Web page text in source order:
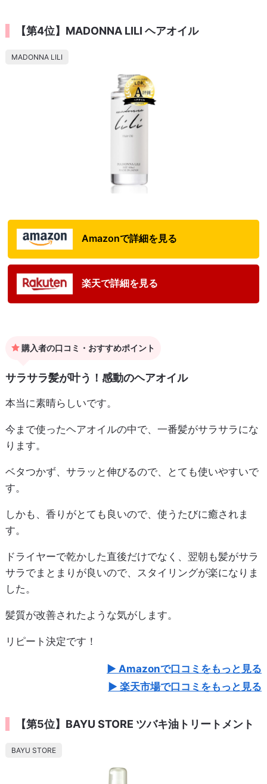
【第4位】MADONNA LILI ヘアオイル
MADONNA LILI
Amazonで詳細を見る
楽天で詳細を見る
購入者の口コミ・おすすめポイント
サラサラ髪が叶う！感動のヘアオイル
本当に素晴らしいです。
今まで使ったヘアオイルの中で、一番髪がサラサラにな
ります。
ベタつかず、サラッと伸びるので、とても使いやすいで
す。
しかも、香りがとても良いので、使うたびに癒されま
す。
ドライヤーで乾かした直後だけでなく、翌朝も髪がサラ
サラでまとまりが良いので、スタイリングが楽になりま
した。
髪質が改善されたような気がします。
リピート決定です！
Amazonで口コミをもっと見る
楽天市場で口コミをもっと見る
【第5位】BAYU STORE ツバキ油トリートメント
BAYU STORE